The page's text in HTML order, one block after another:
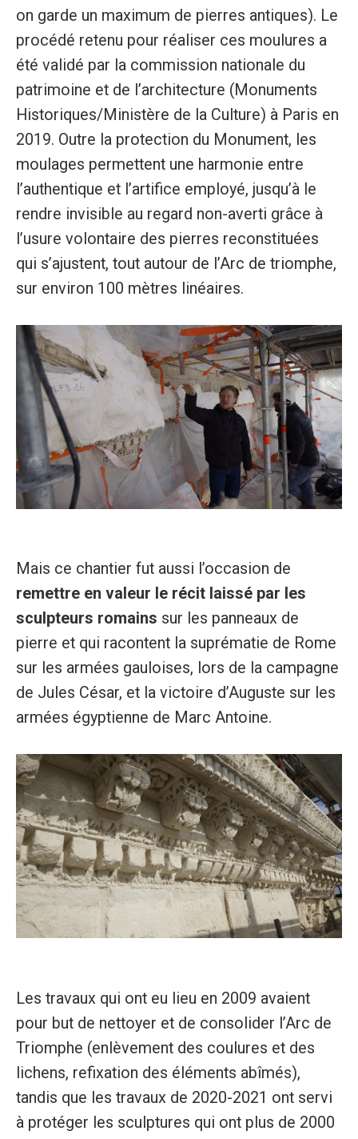
on garde un maximum de pierres antiques). Le
procédé retenu pour réaliser ces moulures a
été validé par la commission nationale du
patrimoine et de l’architecture (Monuments
Historiques/Ministère de la Culture) à Paris en
2019. Outre la protection du Monument, les
moulages permettent une harmonie entre
l’authentique et l’artifice employé, jusqu’à le
rendre invisible au regard non-averti grâce à
l’usure volontaire des pierres reconstituées
qui s’ajustent, tout autour de l’Arc de triomphe,
sur environ 100 mètres linéaires.
Mais ce chantier fut aussi l’occasion de
remettre en valeur le récit laissé par les
sculpteurs romains sur les panneaux de
pierre et qui racontent la suprématie de Rome
sur les armées gauloises, lors de la campagne
de Jules César, et la victoire d’Auguste sur les
armées égyptienne de Marc Antoine.
Les travaux qui ont eu lieu en 2009 avaient
pour but de nettoyer et de consolider l’Arc de
Triomphe (enlèvement des coulures et des
lichens, refixation des éléments abîmés),
tandis que les travaux de 2020-2021 ont servi
à protéger les sculptures qui ont plus de 2000